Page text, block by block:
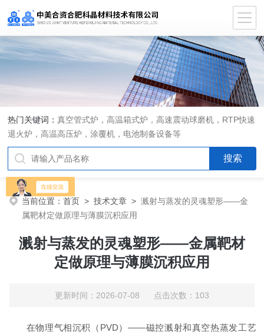
热门关键词：真空管式炉，高温箱式炉，高速震动球磨机，RTP快速
退火炉，高温高压炉，涂覆机，电池制备设备等
当前位置：首页 >技术文章 >溅射与蒸发的灵魂塑形——金
属靶材定做原理与薄膜沉积应用
溅射与蒸发的灵魂塑形——金属靶材
定做原理与薄膜沉积应用
更新时间：2026-07-08 点击次数：103
在物理气相沉积（PVD）——磁控溅射和真空热蒸发工艺